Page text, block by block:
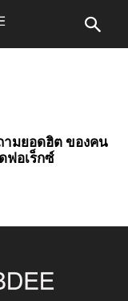
ามยอดฮิต ของคน
ฟอเร็กซ์